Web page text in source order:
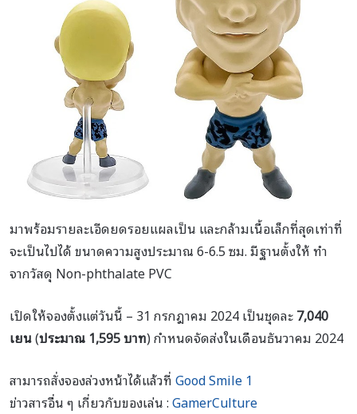
มาพร้อมรายละเอีดยดรอยแผลเป็น และกล้ามเนื้อเล็กที่สุดเท่าที่
จะเป็นไปได้ ขนาดความสูงประมาณ 6-6.5 ซม. มีฐานตั้งให้ ทำ
จากวัสดุ Non-phthalate PVC
เปิดให้จองตั้งแต่วันนี้ – 31 กรกฎาคม 2024 เป็นชุดละ7,040
เยน(ประมาณ 1,595 บาท) กำหนดจัดส่งในเดือนธันวาคม 2024
สามารถสั่งจองล่วงหน้าได้แล้วที่Good Smile 1
ข่าวสารอื่น ๆ เกี่ยวกับของเล่น :GamerCulture